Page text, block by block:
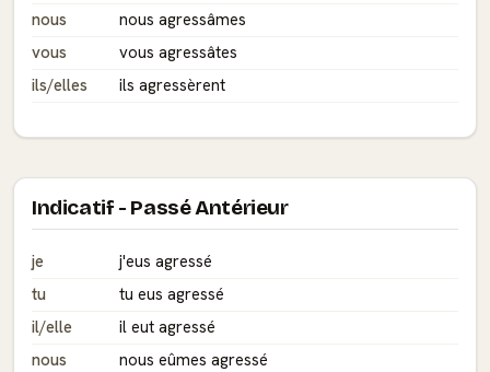
nous
nous agressâmes
vous
vous agressâtes
ils/elles
ils agressèrent
Indicatif - Passé Antérieur
je
j'eus agressé
tu
tu eus agressé
il/elle
il eut agressé
nous
nous eûmes agressé